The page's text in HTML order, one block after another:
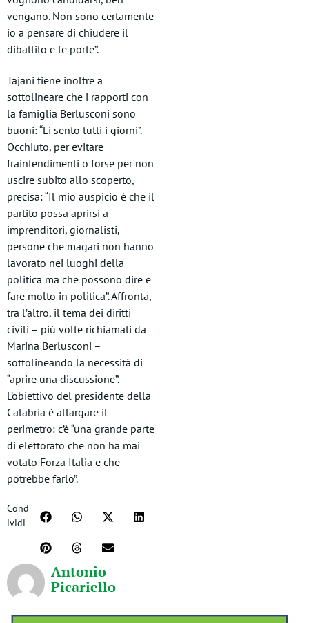
vengano. Non sono certamente
io a pensare di chiudere il
dibattito e le porte”.
Tajani tiene inoltre a
sottolineare che i rapporti con
la famiglia Berlusconi sono
buoni: “Li sento tutti i giorni”.
Occhiuto, per evitare
fraintendimenti o forse per non
uscire subito allo scoperto,
precisa: “Il mio auspicio è che il
partito possa aprirsi a
imprenditori, giornalisti,
persone che magari non hanno
lavorato nei luoghi della
politica ma che possono dire e
fare molto in politica”. Affronta,
tra l’altro, il tema dei diritti
civili – più volte richiamati da
Marina Berlusconi –
sottolineando la necessità di
“aprire una discussione”.
L’obiettivo del presidente della
Calabria è allargare il
perimetro: c’è “una grande parte
di elettorato che non ha mai
votato Forza Italia e che
potrebbe farlo”.
Cond
ividi
Antonio
Picariello